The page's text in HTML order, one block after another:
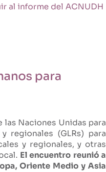
al informe del ACNUDH
para
Naciones Unidas para
regionales (GLRs) para
y regionales, y otras
El encuentro reunió a
Oriente Medio y Asia